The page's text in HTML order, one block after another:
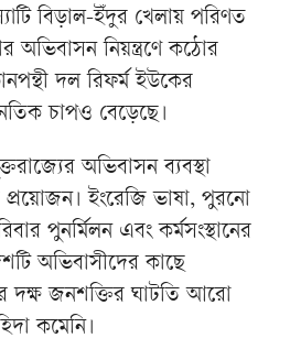
বিড়াল-ইঁদুর খেলায় পরিণত
অভিবাসন নিয়ন্ত্রণে কঠোর
দল রিফর্ম ইউকের
চাপও বেড়েছে।
অভিবাসন ব্যবস্থা
প্রয়োজন। ইংরেজি ভাষা, পুরনো
পুনর্মিলন এবং কর্মসংস্থানের
অভিবাসীদের কাছে
দক্ষ জনশক্তির ঘাটতি আরো
কমেনি।